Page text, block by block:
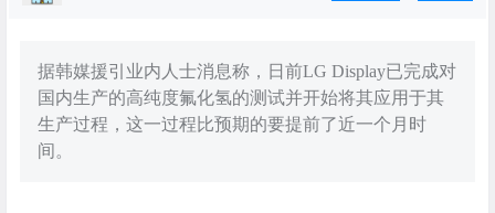
据韩媒援引业内人士消息称，日前LG Display已完成对
国内生产的高纯度氟化氢的测试并开始将其应用于其
生产过程，这一过程比预期的要提前了近一个月时
间。